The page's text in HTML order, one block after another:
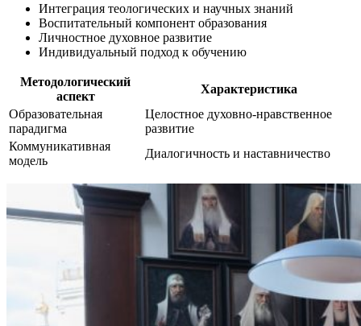
Интеграция теологических и научных знаний
Воспитательный компонент образования
Личностное духовное развитие
Индивидуальный подход к обучению
Методологический
аспект
Характеристика
Образовательная
парадигма
Целостное духовно-нравственное
развитие
Коммуникативная
модель
Диалогичность и наставничество